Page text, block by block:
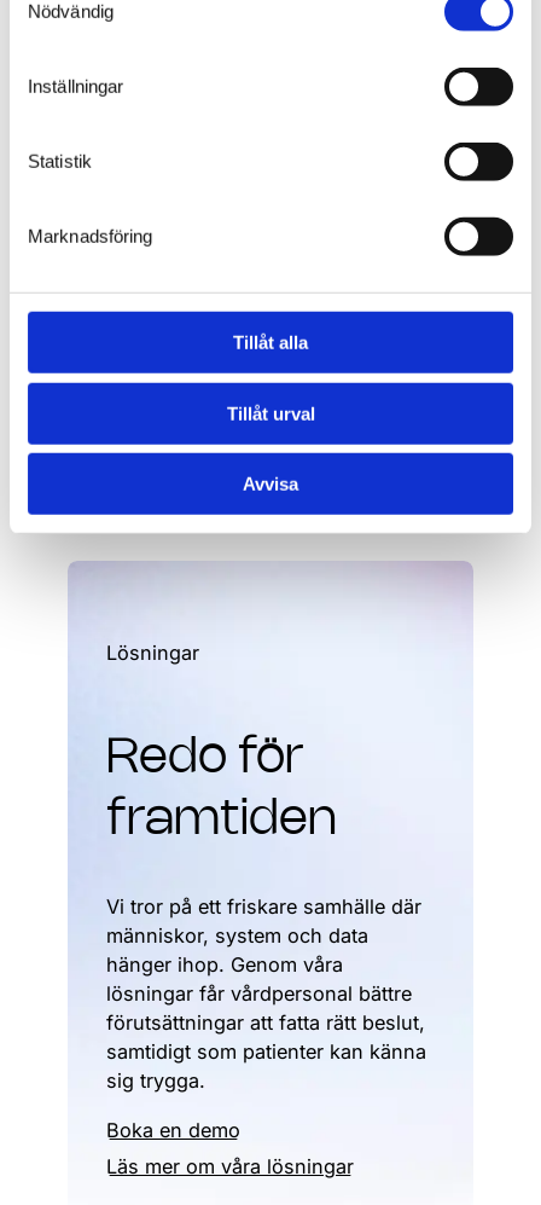
Nödvändig
Inställningar
Statistik
Marknadsföring
Tillåt alla
Tillåt urval
Avvisa
Ett gemensamt Mylab i
1 2 3 4 5
Nästa sida
Lösningar
Redo för
framtiden
Vi tror på ett friskare samhälle där
människor, system och data
hänger ihop. Genom våra
lösningar får vårdpersonal bättre
förutsättningar att fatta rätt beslut,
samtidigt som patienter kan känna
sig trygga.
Boka en demo
Läs mer om våra lösningar